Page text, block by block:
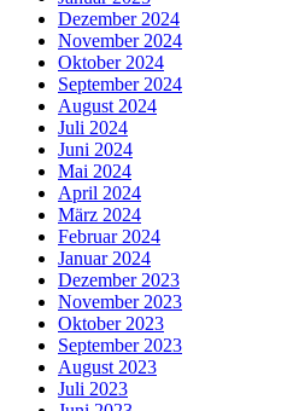
Dezember 2024
November 2024
Oktober 2024
September 2024
August 2024
Juli 2024
Juni 2024
Mai 2024
April 2024
März 2024
Februar 2024
Januar 2024
Dezember 2023
November 2023
Oktober 2023
September 2023
August 2023
Juli 2023